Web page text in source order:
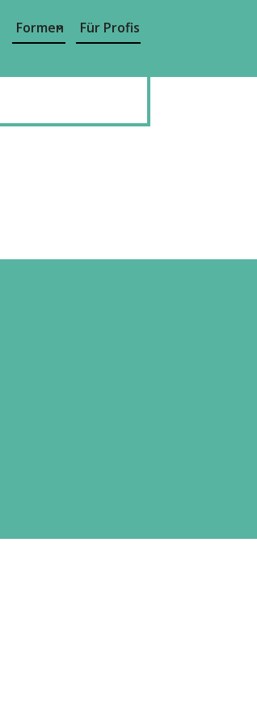
Formen Für Profis